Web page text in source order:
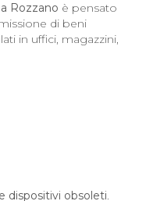
Rozzano è pensato
di beni
in uffici, magazzini,
dispositivi obsoleti.